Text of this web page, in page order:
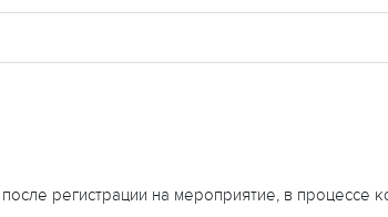
после регистрации на мероприятие, в процессе